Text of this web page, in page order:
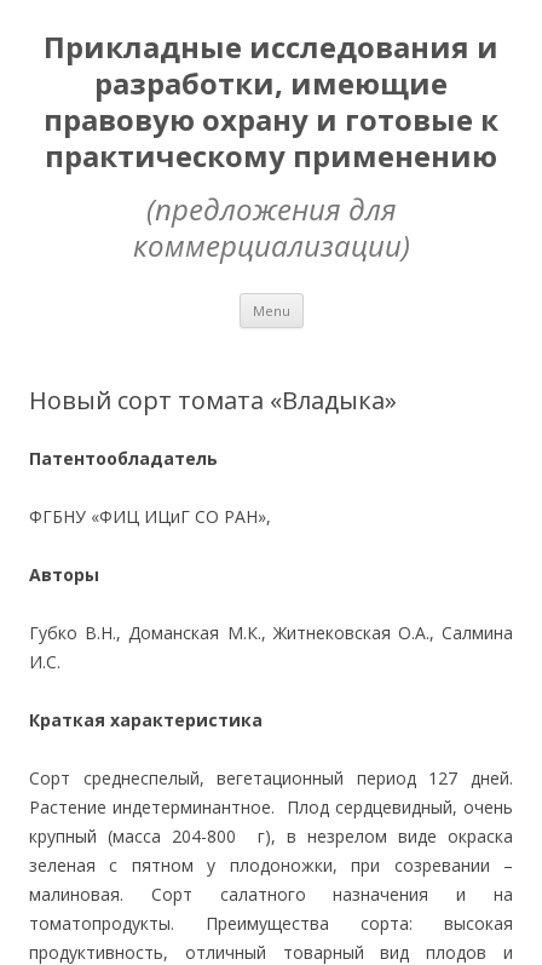
Прикладные исследования и
разработки, имеющие
правовую охрану и готовые к
практическому применению
(предложения для
коммерциализации)
Menu Skip
content
Новый сорт томата «Владыка»
Патентообладатель
ФГБНУ «ФИЦ ИЦиГ СО РАН»,
Авторы
Губко В.Н., Доманская М.К., Житнековская О.А., Салмина
И.С.
Краткая характеристика
Сорт среднеспелый, вегетационный период 127 дней.
Растение индетерминантное. Плод сердцевидный, очень
крупный (масса 204-800 г), в незрелом виде окраска
зеленая с пятном у плодоножки, при созревании –
малиновая. Сорт салатного назначения и на
томатопродукты. Преимущества сорта: высокая
продуктивность, отличный товарный вид плодов и